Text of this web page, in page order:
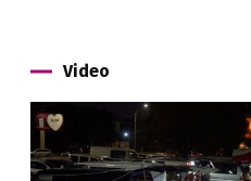
Video